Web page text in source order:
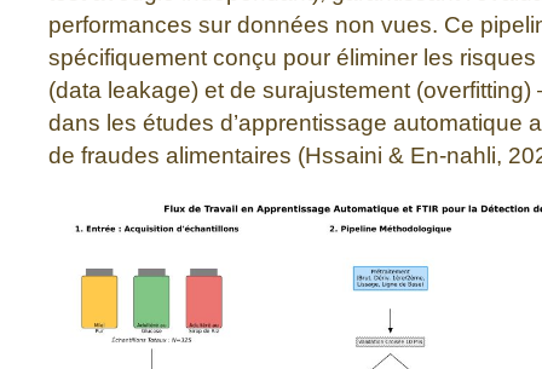
performances sur données non vues. Ce
spécifiquement conçu pour éliminer les
(data leakage) et de surajustement
dans les études d’apprentissage automatique
de fraudes alimentaires (Hssaini & En-nahli,